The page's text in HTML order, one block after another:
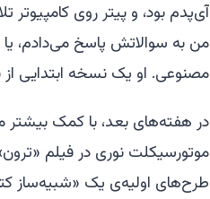
آی‌پدم بود، و پیتر روی کامپیوتر
من به سوالاتش پاسخ می‌دادم،
مصنوعی. او یک نسخه ابتدایی از
در هفته‌های بعد، با کمک